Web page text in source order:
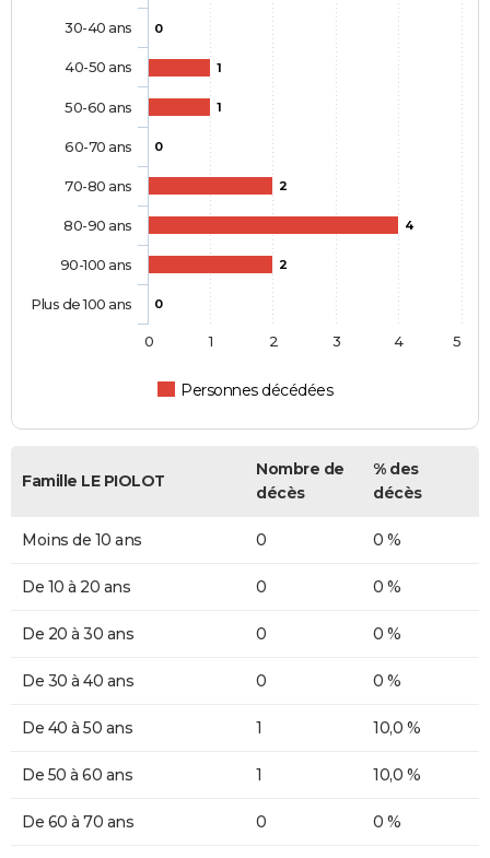
0
1
1
0
2
4
2
0
Personnes décédées
30-40 ans
40-50 ans
50-60 ans
60-70 ans
70-80 ans
80-90 ans
90-100 ans
Plus de 100 ans
0 1 2 3 4 5
Famille LE PIOLOT
Nombre de
décès
% des
décès
Moins de 10 ans 0 0 %
De 10 à 20 ans 0 0 %
De 20 à 30 ans 0 0 %
De 30 à 40 ans 0 0 %
De 40 à 50 ans 1 10,0 %
De 50 à 60 ans 1 10,0 %
De 60 à 70 ans 0 0 %